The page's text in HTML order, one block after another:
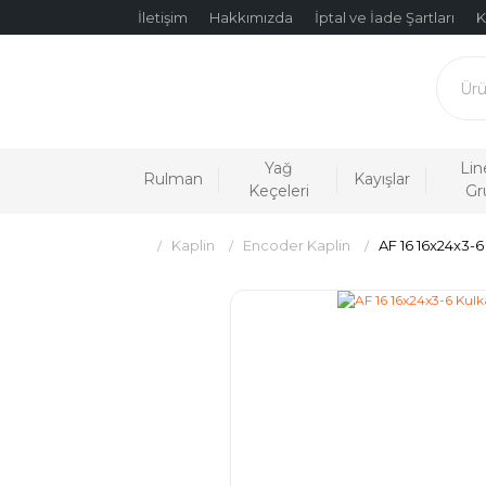
İletişim Hakkımızda İptal ve İade Şartları
Rulman
Yağ
Keçeleri
Kayışlar
Kaplin Encoder Kaplin AF 16